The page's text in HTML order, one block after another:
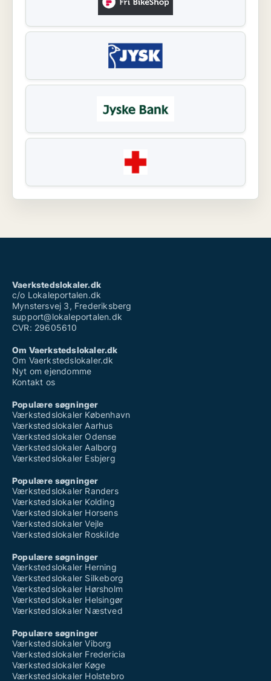
Vaerkstedslokaler.dk
c/o Lokaleportalen.dk
Mynstersvej 3, Frederiksberg
support@lokaleportalen.dk
CVR: 29605610
Om Vaerkstedslokaler.dk
Om Vaerkstedslokaler.dk
Nyt om ejendomme
Kontakt os
Populære søgninger
Værkstedslokaler København
Værkstedslokaler Aarhus
Værkstedslokaler Odense
Værkstedslokaler Aalborg
Værkstedslokaler Esbjerg
Populære søgninger
Værkstedslokaler Randers
Værkstedslokaler Kolding
Værkstedslokaler Horsens
Værkstedslokaler Vejle
Værkstedslokaler Roskilde
Populære søgninger
Værkstedslokaler Herning
Værkstedslokaler Silkeborg
Værkstedslokaler Hørsholm
Værkstedslokaler Helsingør
Værkstedslokaler Næstved
Populære søgninger
Værkstedslokaler Viborg
Værkstedslokaler Fredericia
Værkstedslokaler Køge
Værkstedslokaler Holstebro